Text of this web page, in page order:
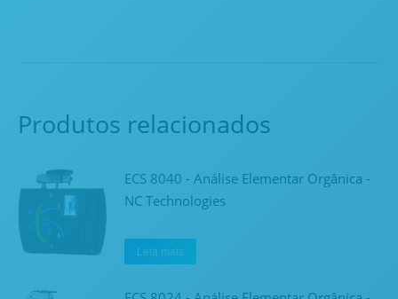
Produtos relacionados
ECS 8040 - Análise Elementar Orgânica -
NC Technologies
Leia mais